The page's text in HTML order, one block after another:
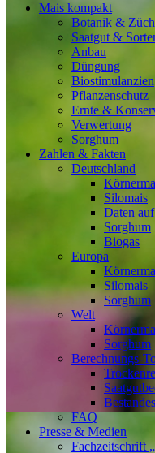
Mais kompakt
Botanik &
Saatgut &
Anbau
Düngung
Biostimulanzien
Pflanzenschutz
Ernte &
Verwertung
Sorghum
Zahlen & Fakten
Deutschland
Silomais
Daten
Sorghum
Biogas
Europa
Silomais
Sorghum
Welt
Sorghum
Berechnungs-
FAQ
Presse & Medien
Fachzeitschrift